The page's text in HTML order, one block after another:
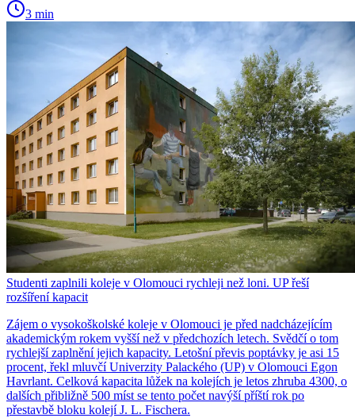
3 min
Studenti zaplnili koleje v Olomouci rychleji než loni. UP řeší
rozšíření kapacit
Zájem o vysokoškolské koleje v Olomouci je před nadcházejícím
akademickým rokem vyšší než v předchozích letech. Svědčí o tom
rychlejší zaplnění jejich kapacity. Letošní převis poptávky je asi 15
procent, řekl mluvčí Univerzity Palackého (UP) v Olomouci Egon
Havrlant. Celková kapacita lůžek na kolejích je letos zhruba 4300, o
dalších přibližně 500 míst se tento počet navýší příští rok po
přestavbě bloku kolejí J. L. Fischera.